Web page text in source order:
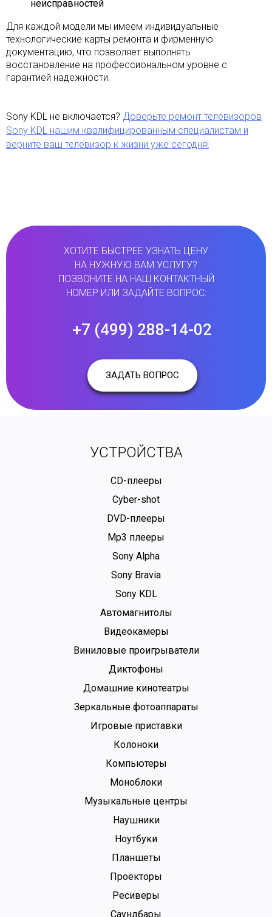
неисправностей
Для каждой модели мы имеем индивидуальные
технологические карты ремонта и фирменную
документацию, что позволяет выполнять
восстановление на профессиональном уровне с
гарантией надежности.
Sony KDL не включается? Доверьте ремонт телевизоров
Sony KDL нашим квалифицированным специалистам и
верните ваш телевизор к жизни уже сегодня!
ХОТИТЕ БЫСТРЕЕ УЗНАТЬ ЦЕНУ
НА НУЖНУЮ ВАМ УСЛУГУ?
ПОЗВОНИТЕ НА НАШ КОНТАКТНЫЙ
НОМЕР ИЛИ ЗАДАЙТЕ ВОПРОС:
+7 (499) 288-14-02
ЗАДАТЬ ВОПРОС
УСТРОЙСТВА
CD-плееры
Cyber-shot
DVD-плееры
Mp3 плееры
Sony Alpha
Sony Bravia
Sony KDL
Автомагнитолы
Видеокамеры
Виниловые проигрыватели
Диктофоны
Домашние кинотеатры
Зеркальные фотоаппараты
Игровые приставки
Колоноки
Компьютеры
Моноблоки
Музыкальные центры
Наушники
Ноутбуки
Планшеты
Проекторы
Ресиверы
Саундбары